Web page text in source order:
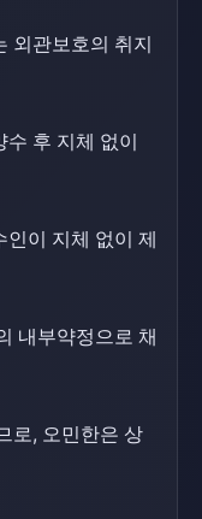
외관보호의 취지
후 지체 없이
이 지체 없이 제
내부약정으로 채
로, 오민한은 상